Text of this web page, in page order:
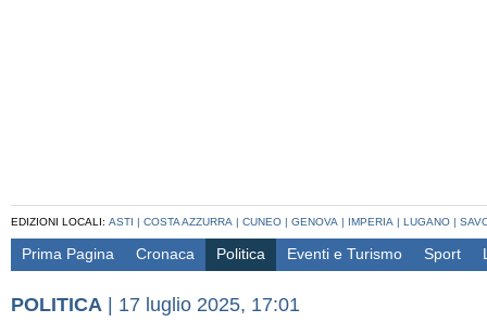
EDIZIONI LOCALI: ASTI | COSTA AZZURRA | CUNEO | GENOVA | IMPERIA | LUGANO |
Prima Pagina Cronaca Politica Eventi e Turismo Sport
POLITICA | 17 luglio 2025, 17:01